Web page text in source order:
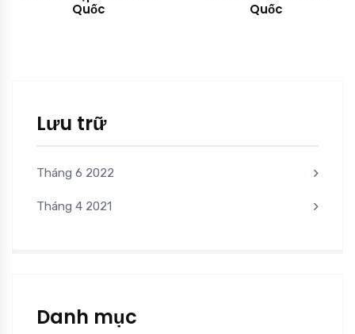
Lưu trữ
Tháng 6 2022
Tháng 4 2021
Danh mục
Quốc
Quốc